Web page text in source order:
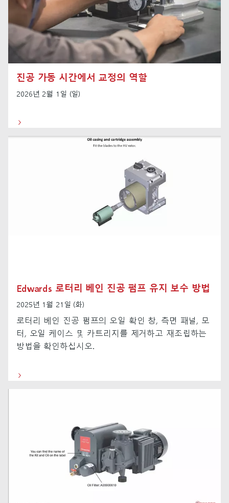
진공 가동 시간에서 교정의 역할
2026년 2월 1일 (일)
Edwards 로터리 베인 진공 펌프 유지 보수 방법
2025년 1월 21일 (화)
로터리 베인 진공 펌프의 오일 확인 창, 측면 패널, 모
터, 오일 케이스 및 카트리지를 제거하고 재조립하는
방법을 확인하십시오.